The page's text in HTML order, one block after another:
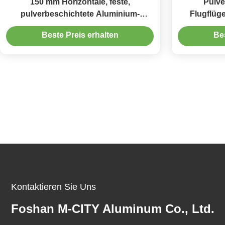
150 mm Horizontale, feste,
pulverbeschichtete Aluminium-
Sonneblume für architektonische
Fassaden und Fenstersonnenbrille
Beste Preis erhalten
Kontaktieren Sie Uns
Foshan M-CITY Aluminum Co., Ltd.